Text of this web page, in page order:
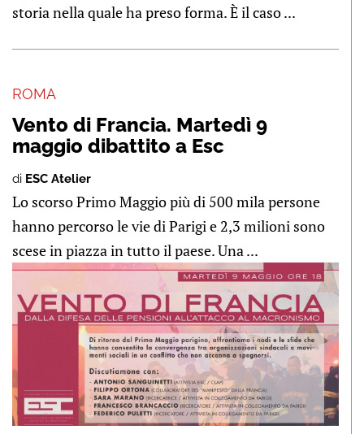
storia nella quale ha preso forma. È il caso ...
ROMA
Vento di Francia. Martedì 9
maggio dibattito a Esc
di ESC Atelier
Lo scorso Primo Maggio più di 500 mila persone
hanno percorso le vie di Parigi e 2,3 milioni sono
scese in piazza in tutto il paese. Una ...